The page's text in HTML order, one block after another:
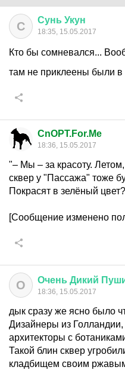
С Сунь Укун
18:35, 15.05.2017
Кто бы сомневался...
там не приклеены были в
CnOPT.For.Me
18:36, 15.05.2017
"– Мы – за красоту. Летом,
сквер у "Пассажа" тоже
Покрасят в зелёный цвет?
[Сообщение изменено
О Очень Дикий
18:36, 15.05.2017
дык сразу же ясно было
Дизайнеры из
архитекторы с
Такой блин сквер
кладбищем своим